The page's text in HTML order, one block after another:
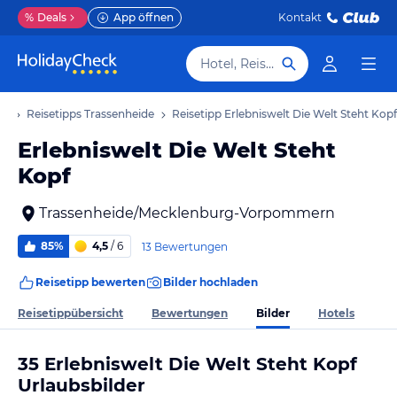
% Deals App öffnen Kontakt
Hotel, Reiseziel
Reisetipps Trassenheide Reisetipp Erlebniswelt Die Welt Steht Kopf
Erlebniswelt Die Welt Steht
Kopf
Trassenheide/Mecklenburg-Vorpommern
85% 4,5 / 6 13 Bewertungen
Reisetipp bewerten Bilder hochladen
Reisetippübersicht Bewertungen Bilder Hotels
35 Erlebniswelt Die Welt Steht Kopf
Urlaubsbilder